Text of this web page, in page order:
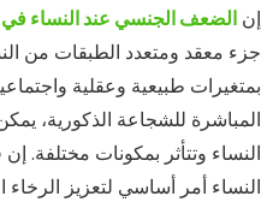
إن الضعف الجنسي عند النساء
جزء معقد ومتعدد الطبقات من
بمتغيرات طبيعية وعقلية
المباشرة للشجاعة الذكورية،
النساء وتتأثر بمكونات مختلفة.
النساء أمر أساسي لتعزيز